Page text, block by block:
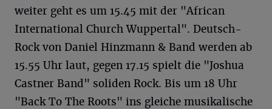
weiter geht es um 15.45 mit der "African
International Church Wuppertal". Deutsch-
Rock von Daniel Hinzmann & Band werden ab
15.55 Uhr laut, gegen 17.15 spielt die "Joshua
Castner Band" soliden Rock. Bis um 18 Uhr
"Back To The Roots" ins gleiche musikalische